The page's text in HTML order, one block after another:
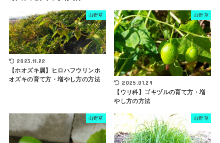
山野草
2023.11.22
【ホオズキ属】ヒロハフウリンホ
オズキの育て方・増やし方の方法
山野草
2025.01.29
【ウリ科】ゴキヅルの育て方・増
やし方の方法
山野草 山野草